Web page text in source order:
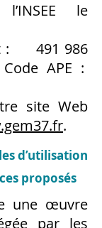
le
: 491 986
APE :
site Web
.
d’utilisation
proposés
une œuvre
par les